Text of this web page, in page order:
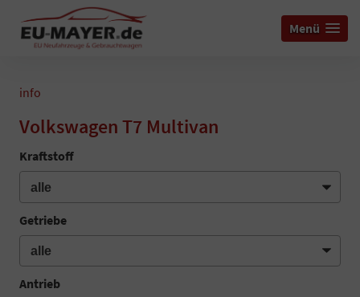
Menü
info
Volkswagen T7 Multivan
Kraftstoff
Getriebe
Antrieb